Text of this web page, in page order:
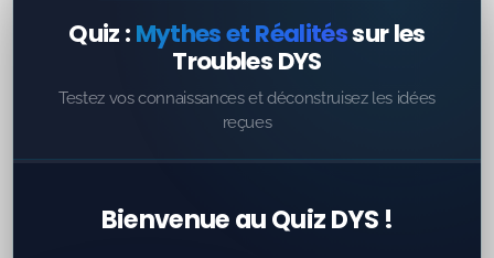
Quiz :Mythes et Réalitéssur les
Troubles DYS
Testez vos connaissances et déconstruisez les idées
reçues
Bienvenue au Quiz DYS !